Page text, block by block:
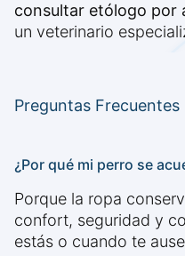
consultar etólogo por
un veterinario
Preguntas Frecuentes
¿Por qué mi perro se
Porque la ropa
confort, seguridad y
estás o cuando te